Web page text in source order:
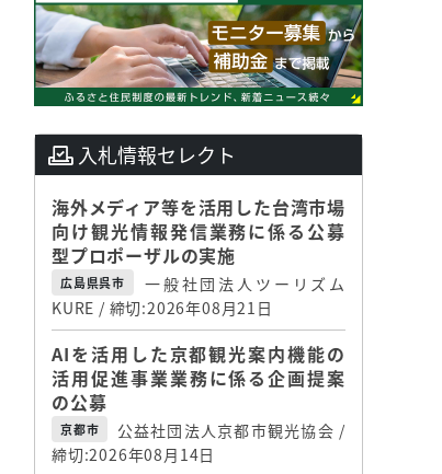
入札情報セレクト
海外メディア等を活用した台湾市場
向け観光情報発信業務に係る公募
型プロポーザルの実施
広島県呉市
一般社団法人ツーリズム
KURE / 締切:2026年08月21日
AIを活用した京都観光案内機能の
活用促進事業業務に係る企画提案
の公募
京都市
公益社団法人京都市観光協会 /
締切:2026年08月14日